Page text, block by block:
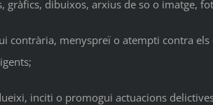
gràfics, dibuixos, arxius de so o imatge,
menyspreï o atempti contra els
inciti o promogui actuacions delictives,